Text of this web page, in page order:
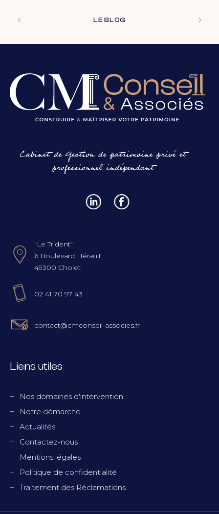
LE BLOG
"Le Trident"
6 Boulevard Hérault
49300 Cholet
02 41 70 97 43
contact@cmconseil-associes.fr
Cabinet de Gestion de patrimoine privé et
professionnel indépendant
Liens utiles
Nos domaines d'intervention
Notre démarche
Actualités
Contactez-nous
Mentions légales
Politique de confidentialité
Traitement des Réclamations